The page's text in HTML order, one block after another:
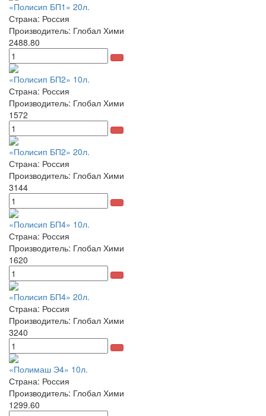
«Полисип БП1» 20л.
Страна: Россия
Производитель: Глобал Хими
2488.80
«Полисип БП2» 10л.
Страна: Россия
Производитель: Глобал Хими
1572
«Полисип БП2» 20л.
Страна: Россия
Производитель: Глобал Хими
3144
«Полисип БП4» 10л.
Страна: Россия
Производитель: Глобал Хими
1620
«Полисип БП4» 20л.
Страна: Россия
Производитель: Глобал Хими
3240
«Полимаш Э4» 10л.
Страна: Россия
Производитель: Глобал Хими
1299.60